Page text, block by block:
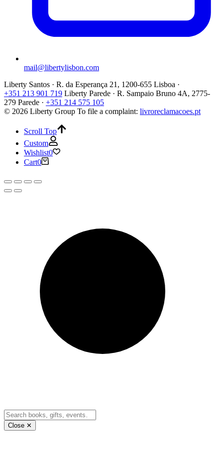
mail@libertylisbon.com
Liberty Santos · R. da Esperança 21, 1200-655 Lisboa ·
+351 213 901 719 Liberty Parede · R. Sampaio Bruno 4A, 2775-
279 Parede · +351 214 575 105
© 2026 Liberty Group To file a complaint: livroreclamacoes.pt
Scroll Top
Custom
Wishlist0
Cart0
Close ✕